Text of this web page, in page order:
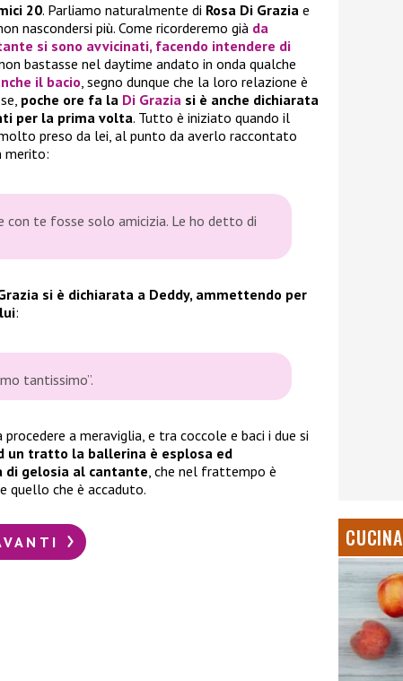
20. Parliamo naturalmente di Rosa Di Grazia e
nascondersi più. Come ricorderemo già da
si sono avvicinati, facendo intendere di
bastasse nel daytime andato in onda qualche
il bacio, segno dunque che la loro relazione è
poche ore fa la Di Grazia si è anche dichiarata
per la prima volta. Tutto è iniziato quando il
preso da lei, al punto da averlo raccontato
merito:
con te fosse solo amicizia. Le ho detto di
si è dichiarata a Deddy, ammettendo per
:
tantissimo”.
a meraviglia, e tra coccole e baci i due si
un tratto la ballerina è esplosa ed
gelosia al cantante, che nel frattempo è
quello che è accaduto.
CUCINA